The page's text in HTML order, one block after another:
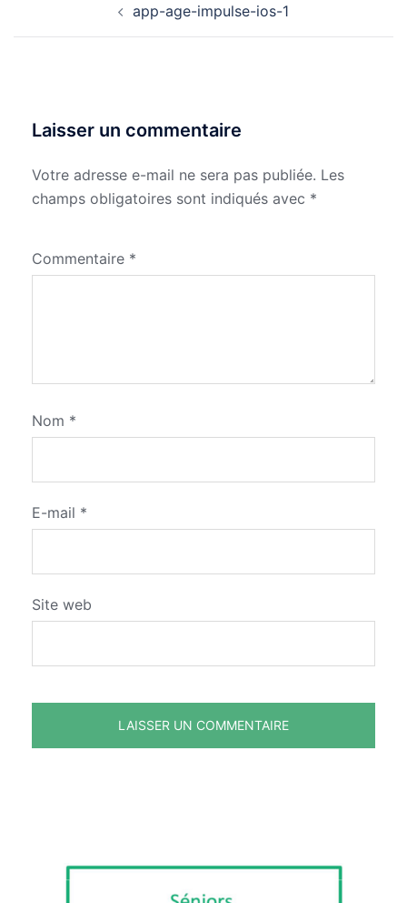
app-age-impulse-ios-1
Laisser un commentaire
Votre adresse e-mail ne sera pas publiée. Les
champs obligatoires sont indiqués avec *
Commentaire *
Nom *
E-mail *
Site web